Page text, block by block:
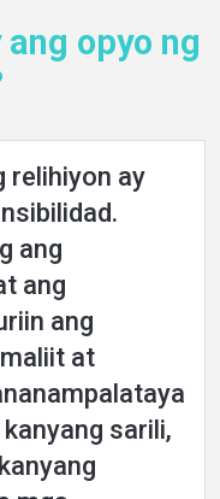
opyo ng
relihiyon ay
ang
ang
ang
at
sarili,